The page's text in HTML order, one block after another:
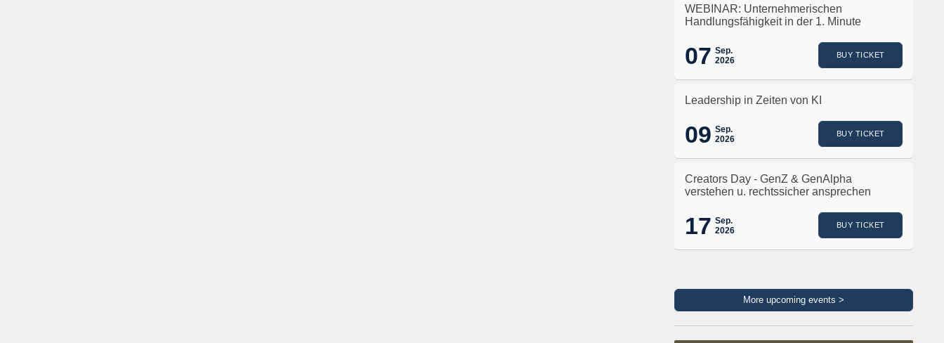
WEBINAR: Unternehmerischen
Handlungsfähigkeit in der 1. Minute
07 Sep.
2026
BUY TICKET
Leadership in Zeiten von KI
09 Sep.
2026
BUY TICKET
Creators Day - GenZ & GenAlpha
verstehen u. rechtssicher ansprechen
17 Sep.
2026
BUY TICKET
More upcoming events >